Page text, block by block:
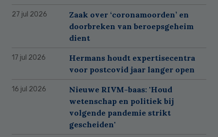
27 jul 2026
Zaak over ‘coronamoorden’ en
doorbreken van beroepsgeheim
dient
17 jul 2026
Hermans houdt expertisecentra
voor postcovid jaar langer open
16 jul 2026
Nieuwe RIVM-baas: 'Houd
wetenschap en politiek bij
volgende pandemie strikt
gescheiden'